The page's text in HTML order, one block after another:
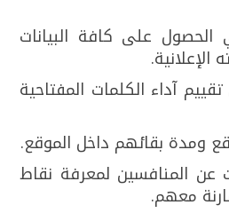
على كافة البيانات
آداء الكلمات المفتاحية
ومدة بقائهم داخل الموقع.
عن المنافسين لمعرفة نقاط
معهم.